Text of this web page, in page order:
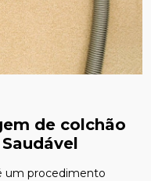
de colchão
um procedimento